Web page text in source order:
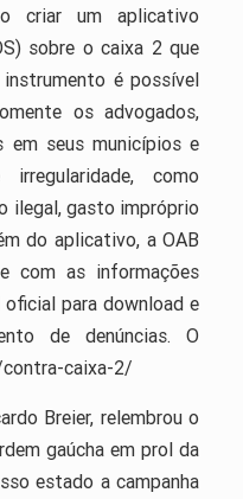
criar um aplicativo
sobre o caixa 2 que
instrumento é possível
os advogados,
em seus municípios e
como
ilegal, gasto impróprio
do aplicativo, a OAB
com as informações
oficial para download e
de denúncias. O
contra-caixa-2/
Breier, relembrou o
gaúcha em prol da
estado a campanha